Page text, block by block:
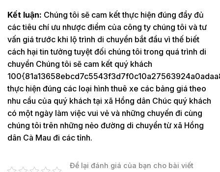
Kết luận: Chúng tôi sẽ cam kết thực hiện đúng đầy đủ
các tiêu chí ưu nhược điểm của công ty chúng tôi và tư
vấn giá trước khi lộ trình di chuyển bắt đầu vì thế biết
cách hại tin tưởng tuyệt đối chúng tôi trong quá trình di
chuyển Chúng tôi sẽ cam kết quý khách
thực hiện đúng các loại hình thuê xe các bảng giá theo
nhu cầu của quý khách tại xã Hồng dân Chúc quý khách
có một ngày làm việc vui vẻ và những chuyến đi cùng
chúng tôi trên những nẻo đường di chuyển từ xã Hồng
dân Cà Mau đi các tỉnh.
Để lại đánh giá của bạn cho bài viết